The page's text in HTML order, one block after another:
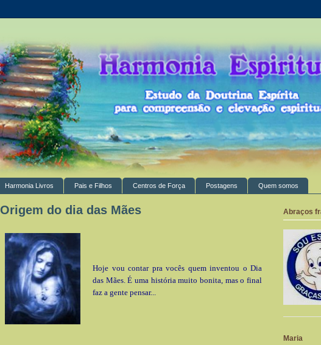
Harmonia Livros Pais e Filhos Centros de Força Postagens Quem somos
Origem do dia das Mães
Hoje vou contar pra vocês quem inventou o Dia
das Mães. É uma história muito bonita, mas o final
faz a gente pensar...
Abraços
Maria